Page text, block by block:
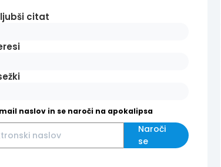
citat
naslov in se naroči na apokalipsa
Naroči
se